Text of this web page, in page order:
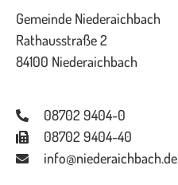
Gemeinde Niederaichbach
Rathausstraße 2
84100 Niederaichbach
08702 9404-0
08702 9404-40
info@niederaichbach.de